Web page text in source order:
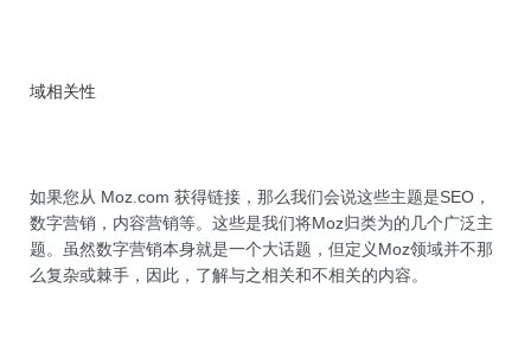
域相关性
如果您从 Moz.com 获得链接，那么我们会说这些主题是SEO，
数字营销，内容营销等。这些是我们将Moz归类为的几个广泛主
题。虽然数字营销本身就是一个大话题，但定义Moz领域并不那
么复杂或棘手，因此，了解与之相关和不相关的内容。